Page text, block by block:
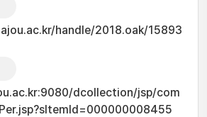
handle/2018.oak/15893
dcollection/jsp/com